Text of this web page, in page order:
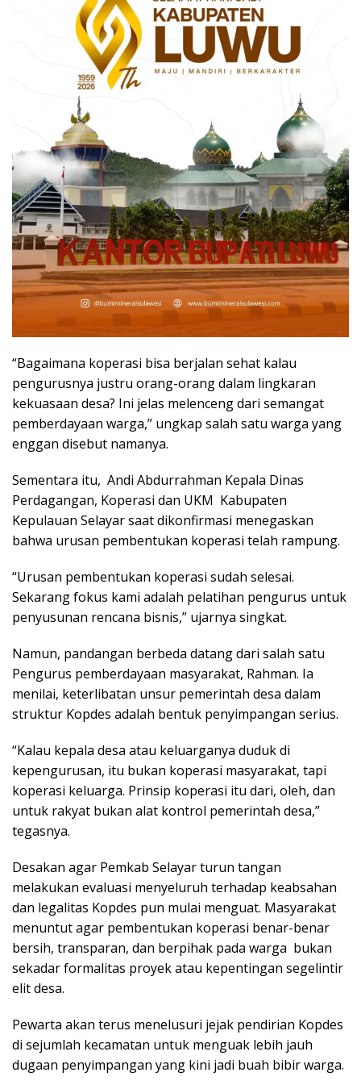
‎“Bagaimana koperasi bisa berjalan sehat kalau
pengurusnya justru orang-orang dalam lingkaran
kekuasaan desa? Ini jelas melenceng dari semangat
pemberdayaan warga,” ungkap salah satu warga yang
enggan disebut namanya.
‎Sementara itu, Andi Abdurrahman Kepala Dinas
Perdagangan, Koperasi dan UKM Kabupaten
Kepulauan Selayar saat dikonfirmasi menegaskan
bahwa urusan pembentukan koperasi telah rampung.
‎“Urusan pembentukan koperasi sudah selesai.
Sekarang fokus kami adalah pelatihan pengurus untuk
penyusunan rencana bisnis,” ujarnya singkat.
‎Namun, pandangan berbeda datang dari salah satu
Pengurus pemberdayaan masyarakat, Rahman. Ia
menilai, keterlibatan unsur pemerintah desa dalam
struktur Kopdes adalah bentuk penyimpangan serius.
‎“Kalau kepala desa atau keluarganya duduk di
kepengurusan, itu bukan koperasi masyarakat, tapi
koperasi keluarga. Prinsip koperasi itu dari, oleh, dan
untuk rakyat bukan alat kontrol pemerintah desa,”
tegasnya.
‎Desakan agar Pemkab Selayar turun tangan
melakukan evaluasi menyeluruh terhadap keabsahan
dan legalitas Kopdes pun mulai menguat. Masyarakat
menuntut agar pembentukan koperasi benar-benar
bersih, transparan, dan berpihak pada warga bukan
sekadar formalitas proyek atau kepentingan segelintir
elit desa.
‎Pewarta akan terus menelusuri jejak pendirian Kopdes
di sejumlah kecamatan untuk menguak lebih jauh
dugaan penyimpangan yang kini jadi buah bibir warga.